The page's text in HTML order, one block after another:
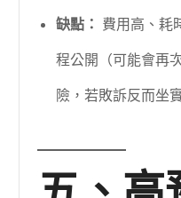
缺點： 費用高、耗
程公開（可能會再
險，若敗訴反而坐